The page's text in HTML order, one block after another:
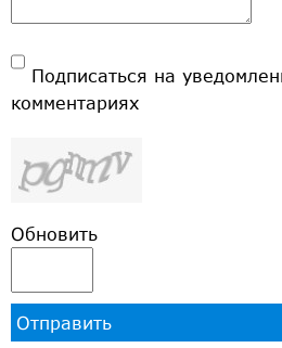
Подписаться на
комментариях
Обновить
Отправить